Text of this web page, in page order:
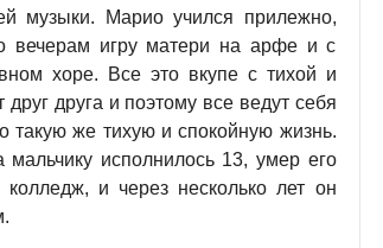
музыки. Марио учился прилежно,
вечерам игру матери на арфе и с
хоре. Все это вкупе с тихой и
друга и поэтому все ведут себя
такую же тихую и спокойную жизнь.
мальчику исполнилось 13, умер его
и через несколько лет он